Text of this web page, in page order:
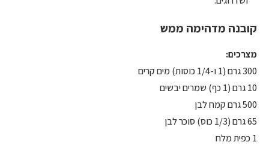
קובנה מדהימה ממש
מצרכים:
300 גרם (1 ו-1/4 כוסות) מים קרים
10 גרם (1 כף) שמרים יבשים
500 גרם קמח לבן
65 גרם (1/3 כוס) סוכר לבן
1 כפית מלח